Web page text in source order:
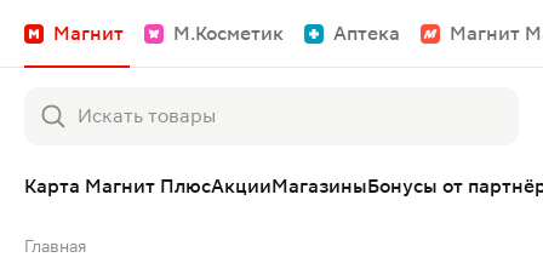
Магнит М.Косметик Аптека Магнит
Карта Магнит ПлюсАкцииМагазиныБонусы от
Главная